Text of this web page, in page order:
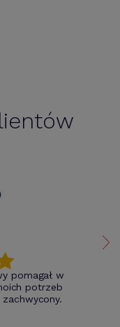
pomagał w
potrzeb